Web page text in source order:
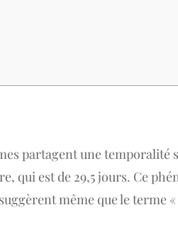
partagent une
est de 29,5 jours. Ce
même que le terme